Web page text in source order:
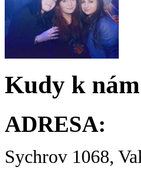
Kudy k nám
ADRESA:
Sychrov 1068,